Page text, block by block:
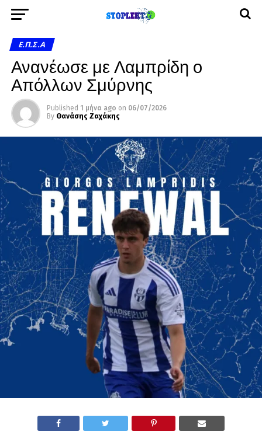
Ε.Π.Σ.Α
Ανανέωσε με Λαμπρίδη ο
Απόλλων Σμύρνης
Published 1 μήνα ago on 06/07/2026
By Θανάσης Ζαχάκης